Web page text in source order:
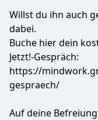
Willst du ihn auch
dabei.
Buche hier dein
Jetzt!-Gespräch:
https://
gespraech/
Auf deine